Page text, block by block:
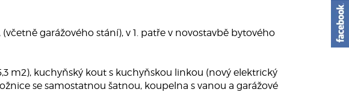
garážového stání), v 1. patře v novostavbě bytového
m2), kuchyňský kout s kuchyňskou linkou (nový elektrický
se samostatnou šatnou, koupelna s vanou a garážové